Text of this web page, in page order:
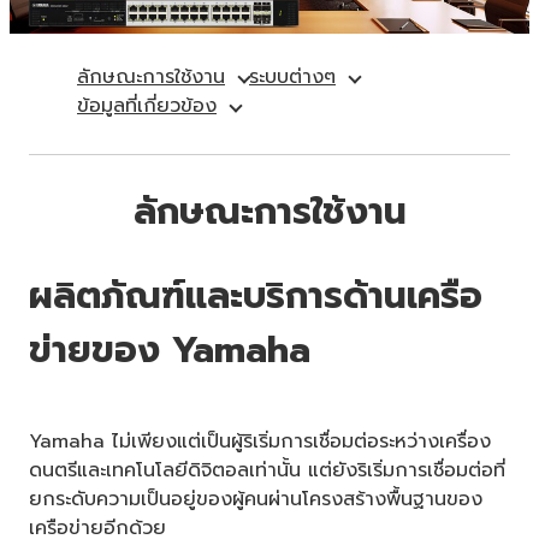
ลักษณะการใช้งาน
ระบบต่างๆ
ข้อมูลที่เกี่ยวข้อง
ลักษณะการใช้งาน
ผลิตภัณฑ์และบริการด้านเครือ
ข่ายของ Yamaha
Yamaha ไม่เพียงแต่เป็นผู้ริเริ่มการเชื่อมต่อระหว่างเครื่อง
ดนตรีและเทคโนโลยีดิจิตอลเท่านั้น แต่ยังริเริ่มการเชื่อมต่อที่
ยกระดับความเป็นอยู่ของผู้คนผ่านโครงสร้างพื้นฐานของ
เครือข่ายอีกด้วย